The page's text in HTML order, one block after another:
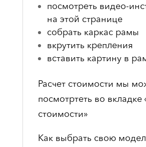
посмотреть видео-
на этой странице
собрать каркас рамы
вкрутить крепления
вставить картину в
Расчет стоимости мы
посмотртеть во вкладке
стоимости»
Как выбрать свою